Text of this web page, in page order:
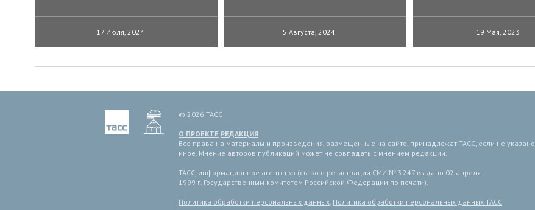
17 Июля, 2024 5 Августа, 2024 19 Мая, 2023
© 2026 ТАСС
О ПРОЕКТЕ РЕДАКЦИЯ
Все права на материалы и произведения, размещенные на сайте, принадлежат ТАСС, если не указано
иное. Мнение авторов публикаций может не совпадать с мнением редакции.
ТАСС, информационное агентство (св-во о регистрации СМИ № 3 247 выдано 02 апреля
1999 г. Государственным комитетом Российской Федерации по печати).
Политика обработки персональных данных, Политика обработки персональных данных ТАСС